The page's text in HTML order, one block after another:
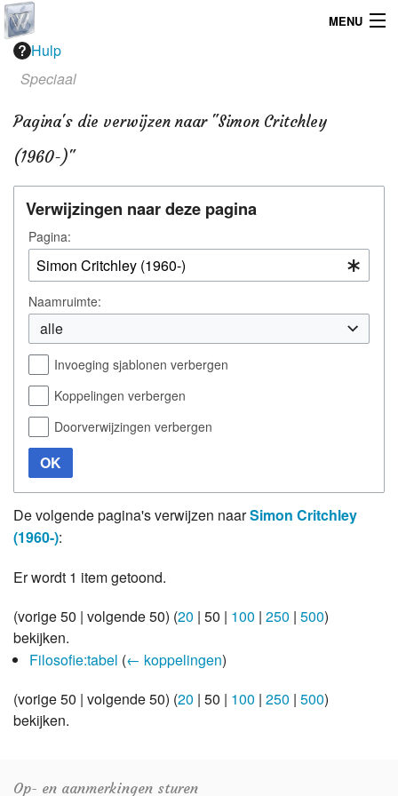
MENU
Home
Webdesign
Operating System
Hulp
Speciaal
Pagina's die verwijzen naar "Simon Critchley
(1960-)"
Verwijzingen naar deze pagina
Pagina:
Naamruimte:
alle
Invoeging sjablonen verbergen
Koppelingen verbergen
Doorverwijzingen verbergen
OK
De volgende pagina's verwijzen naarSimon Critchley
(1960-):
Er wordt 1 item getoond.
(vorige 50 | volgende 50) (20 | 50 | 100 | 250 | 500)
bekijken.
Filosofie:tabel (← koppelingen)
(vorige 50 | volgende 50) (20 | 50 | 100 | 250 | 500)
bekijken.
Op- en aanmerkingen sturen